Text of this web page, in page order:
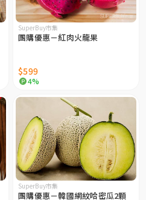
SuperBuy市集
團購優惠－紅肉火龍果
$599
4%
SuperBuy市集
團購優惠－韓國網紋哈密瓜2顆